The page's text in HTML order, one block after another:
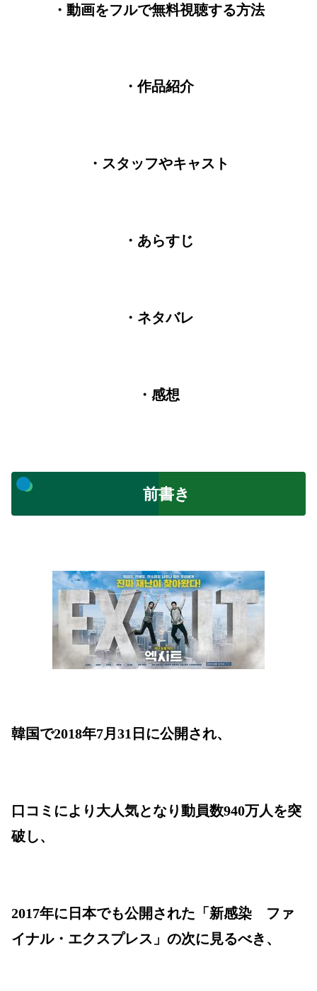
・動画をフルで無料視聴する方法
・作品紹介
・スタッフやキャスト
・あらすじ
・ネタバレ
・感想
前書き
韓国で2018年7月31日に公開され、
口コミにより大人気となり動員数940万人を突
破し、
2017年に日本でも公開された「新感染 ファ
イナル・エクスプレス」の次に見るべき、